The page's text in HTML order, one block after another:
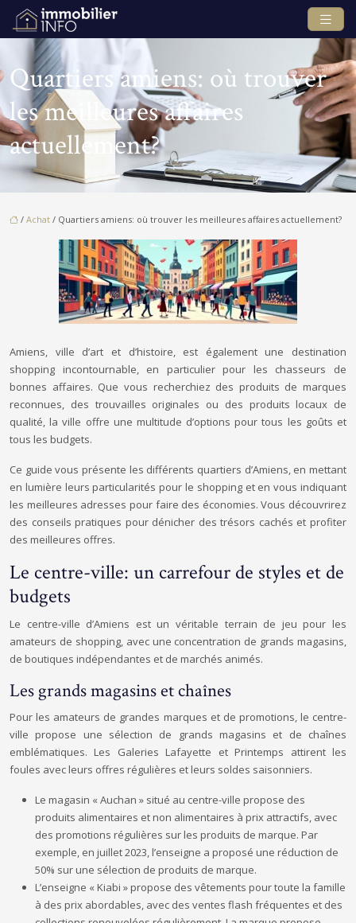
Quartiers amiens: où trouver
les meilleures affaires
actuellement?
/ Achat / Quartiers amiens: où trouver les meilleures affaires actuellement?
Amiens, ville d’art et d’histoire, est également une destination
shopping incontournable, en particulier pour les chasseurs de
bonnes affaires. Que vous recherchiez des produits de marques
reconnues, des trouvailles originales ou des produits locaux de
qualité, la ville offre une multitude d’options pour tous les goûts et
tous les budgets.
Ce guide vous présente les différents quartiers d’Amiens, en mettant
en lumière leurs particularités pour le shopping et en vous indiquant
les meilleures adresses pour faire des économies. Vous découvrirez
des conseils pratiques pour dénicher des trésors cachés et profiter
des meilleures offres.
Le centre-ville: un carrefour de styles et de
budgets
Le centre-ville d’Amiens est un véritable terrain de jeu pour les
amateurs de shopping, avec une concentration de grands magasins,
de boutiques indépendantes et de marchés animés.
Les grands magasins et chaînes
Pour les amateurs de grandes marques et de promotions, le centre-
ville propose une sélection de grands magasins et de chaînes
emblématiques. Les Galeries Lafayette et Printemps attirent les
foules avec leurs offres régulières et leurs soldes saisonniers.
Le magasin « Auchan » situé au centre-ville propose des
produits alimentaires et non alimentaires à prix attractifs, avec
des promotions régulières sur les produits de marque. Par
exemple, en juillet 2023, l’enseigne a proposé une réduction de
50% sur une sélection de produits de marque.
L’enseigne « Kiabi » propose des vêtements pour toute la famille
à des prix abordables, avec des ventes flash fréquentes et des